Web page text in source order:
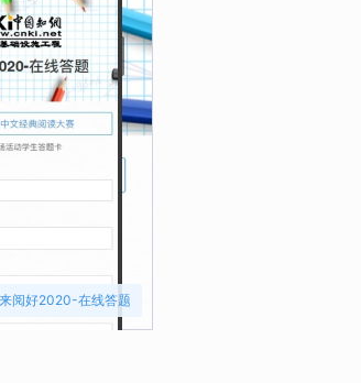
阅好2020-在线答题